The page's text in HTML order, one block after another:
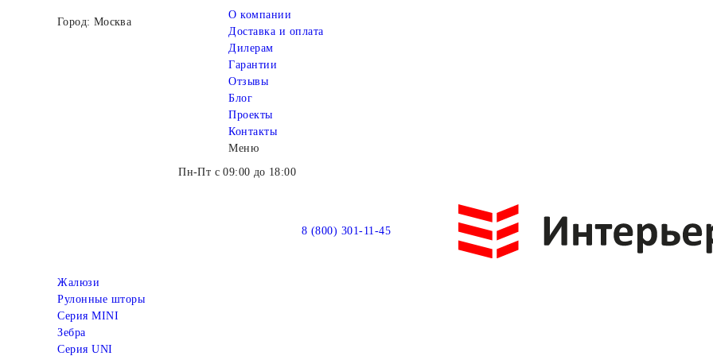
Город: Москва
О компании
Доставка и оплата
Дилерам
Гарантии
Отзывы
Блог
Проекты
Контакты
Меню
Пн-Пт с 09:00 до 18:00
8 (800) 301-11-45
Жалюзи
Рулонные шторы
Серия MINI
Зебра
Серия UNI